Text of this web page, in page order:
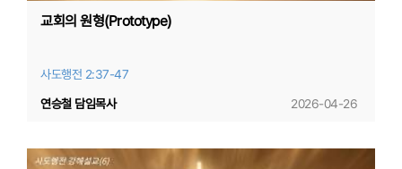
교회의 원형(Prototype)
사도행전 2:37-47
2026-04-26
연승철 담임목사